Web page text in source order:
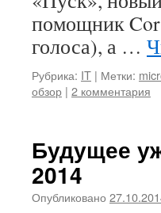
помощник
голоса), а …
Рубрика: IT | Метки:
обзор | 2 комментария
Будущее
2014
Опубликовано